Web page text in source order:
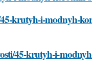
krutyh-i-modnyh-
45-krutyh-i-